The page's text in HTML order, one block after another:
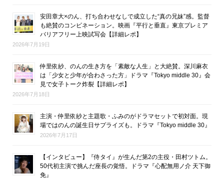
安田章大×のん、打ち合わせなしで成立した“真の兄妹”感。監督
も絶賛のコンビネーション。映画『平行と垂直』東京プレミア
バリアフリー上映試写会【詳細レポ】
2026年7月19日
仲里依紗、のんの生き方を「素敵な人生」と大絶賛。深川麻衣
は「少女と少年が合わさった方」ドラマ『Tokyo middle 30』会
見で女子トーク炸裂【詳細レポ】
2026年7月18日
主演・仲里依紗と主題歌・ふみのがドラマセットで初対面。現
場ではのんの誕生日サプライズも。ドラマ『Tokyo middle 30』
2026年7月17日
【インタビュー】『侍タイ』が生んだ第2の主役・田村ツトム。
50代初主演で挑んだ座長の覚悟。ドラマ『心配無用ノ介 天下御
免』